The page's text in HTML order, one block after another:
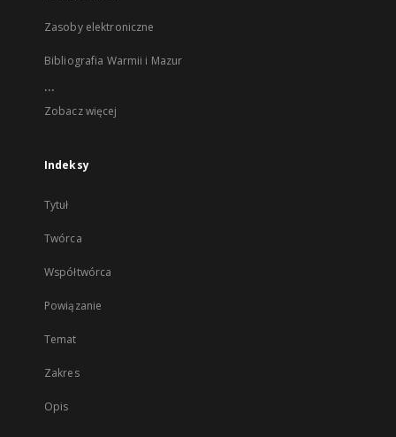
Zasoby elektroniczne
Bibliografia Warmii i Mazur
...
Zobacz więcej
Indeksy
Tytuł
Twórca
Współtwórca
Powiązanie
Temat
Zakres
Opis